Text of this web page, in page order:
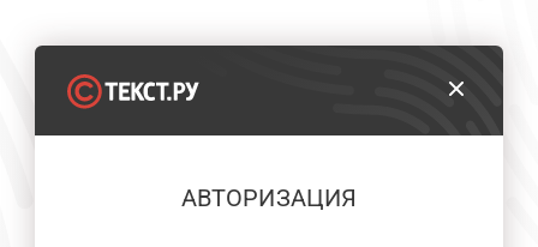
АВТОРИЗАЦИЯ